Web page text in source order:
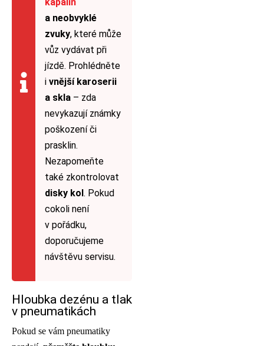
a neobvyklé
zvuky, které může
vůz vydávat při
jízdě. Prohlédněte
i vnější karoserii
a skla– zda
nevykazují známky
poškození či
prasklin.
Nezapomeňte
také zkontrolovat
disky kol. Pokud
cokoli není
v pořádku,
doporučujeme
návštěvu servisu.
Hloubka dezénu a tlak
v pneumatikách
Pokud se vám pneumatiky